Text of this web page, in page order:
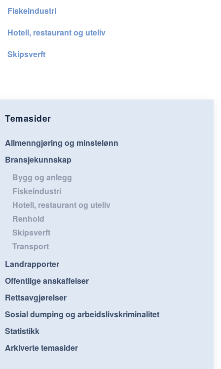
Fiskeindustri
Hotell, restaurant og uteliv
Skipsverft
Temasider
Allmenngjøring og minstelønn
Bransjekunnskap
Bygg og anlegg
Fiskeindustri
Hotell, restaurant og uteliv
Renhold
Skipsverft
Transport
Landrapporter
Offentlige anskaffelser
Rettsavgjørelser
Sosial dumping og arbeidslivskriminalitet
Statistikk
Arkiverte temasider